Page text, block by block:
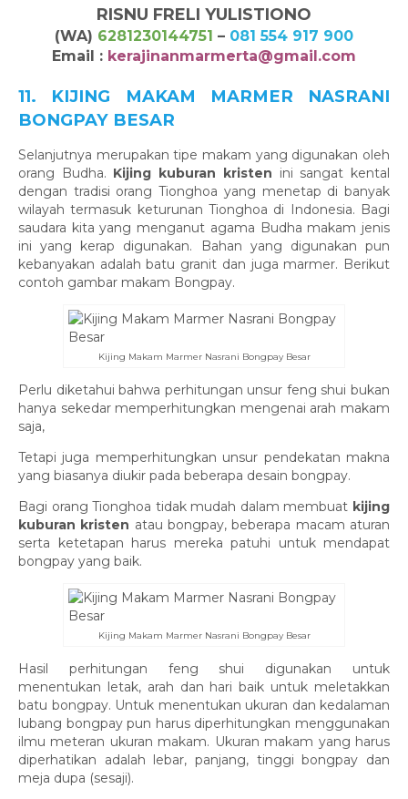
RISNU FRELI YULISTIONO
(WA) 6281230144751 – 081 554 917 900
Email : kerajinanmarmerta@gmail.com
11. KIJING MAKAM MARMER NASRANI
BONGPAY BESAR
Selanjutnya merupakan tipe makam yang digunakan oleh
orang Budha. Kijing kuburan kristen ini sangat kental
dengan tradisi orang Tionghoa yang menetap di banyak
wilayah termasuk keturunan Tionghoa di Indonesia. Bagi
saudara kita yang menganut agama Budha makam jenis
ini yang kerap digunakan. Bahan yang digunakan pun
kebanyakan adalah batu granit dan juga marmer. Berikut
contoh gambar makam Bongpay.
Kijing Makam Marmer Nasrani Bongpay Besar
Perlu diketahui bahwa perhitungan unsur feng shui bukan
hanya sekedar memperhitungkan mengenai arah makam
saja,
Tetapi juga memperhitungkan unsur pendekatan makna
yang biasanya diukir pada beberapa desain bongpay.
Bagi orang Tionghoa tidak mudah dalam membuat kijing
kuburan kristen atau bongpay, beberapa macam aturan
serta ketetapan harus mereka patuhi untuk mendapat
bongpay yang baik.
Kijing Makam Marmer Nasrani Bongpay Besar
Hasil perhitungan feng shui digunakan untuk
menentukan letak, arah dan hari baik untuk meletakkan
batu bongpay. Untuk menentukan ukuran dan kedalaman
lubang bongpay pun harus diperhitungkan menggunakan
ilmu meteran ukuran makam. Ukuran makam yang harus
diperhatikan adalah lebar, panjang, tinggi bongpay dan
meja dupa (sesaji).